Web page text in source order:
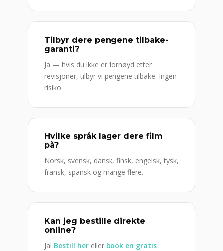
Tilbyr dere pengene tilbake-
garanti?
Ja — hvis du ikke er fornøyd etter
revisjoner, tilbyr vi pengene tilbake. Ingen
risiko.
Hvilke språk lager dere film
på?
Norsk, svensk, dansk, finsk, engelsk, tysk,
fransk, spansk og mange flere.
Kan jeg bestille direkte
online?
Ja! Bestill her eller book en gratis